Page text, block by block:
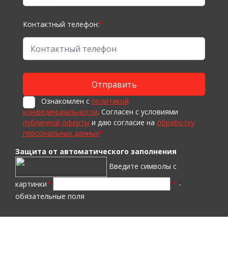
Контактный телефон:*
Ознакомлен с политикой
конфеденциальности. Согласен с условиями
публичной оферты и даю согласие на обработку
персональных данных*
Защита от автоматического заполнения
Введите символы с
картинки* * -
обязательные поля